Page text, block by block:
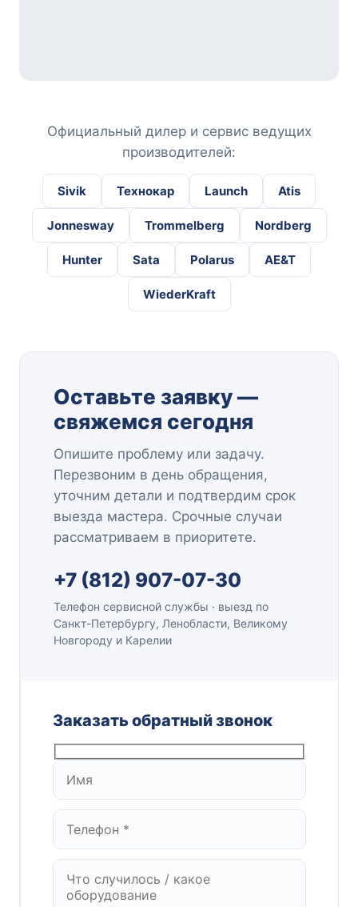
Официальный дилер и сервис ведущих
производителей:
Sivik Технокар Launch Atis
Jonnesway Trommelberg Nordberg
Hunter Sata Polarus AE&T
WiederKraft
Оставьте заявку —
свяжемся сегодня
Опишите проблему или задачу.
Перезвоним в день обращения,
уточним детали и подтвердим срок
выезда мастера. Срочные случаи
рассматриваем в приоритете.
+7 (812) 907-07-30
Телефон сервисной службы · выезд по
Санкт-Петербургу, Ленобласти, Великому
Новгороду и Карелии
Заказать обратный звонок